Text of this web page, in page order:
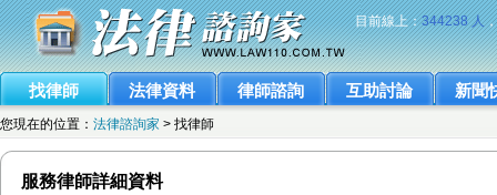
目前線上：344238 人
找律師 法律資料 律師諮詢 互助討論 新聞
您現在的位置： 法律諮詢家 > 找律師
服務律師詳細資料